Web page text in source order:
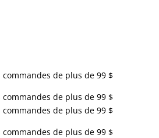
de plus de 99 $
de plus de 99 $
de plus de 99 $
de plus de 99 $